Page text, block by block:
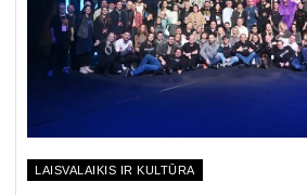
LAISVALAIKIS IR KULTŪRA